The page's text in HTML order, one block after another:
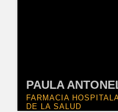
PAULA
FARMACIA
DE LA SALUD